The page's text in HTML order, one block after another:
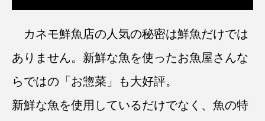
カネモ鮮魚店の人気の秘密は鮮魚だけでは
ありません。新鮮な魚を使ったお魚屋さんな
らではの「お惣菜」も大好評。
新鮮な魚を使用しているだけでなく、魚の特